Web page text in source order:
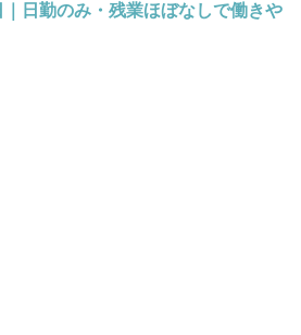
日勤のみ・残業ほぼなしで働きや